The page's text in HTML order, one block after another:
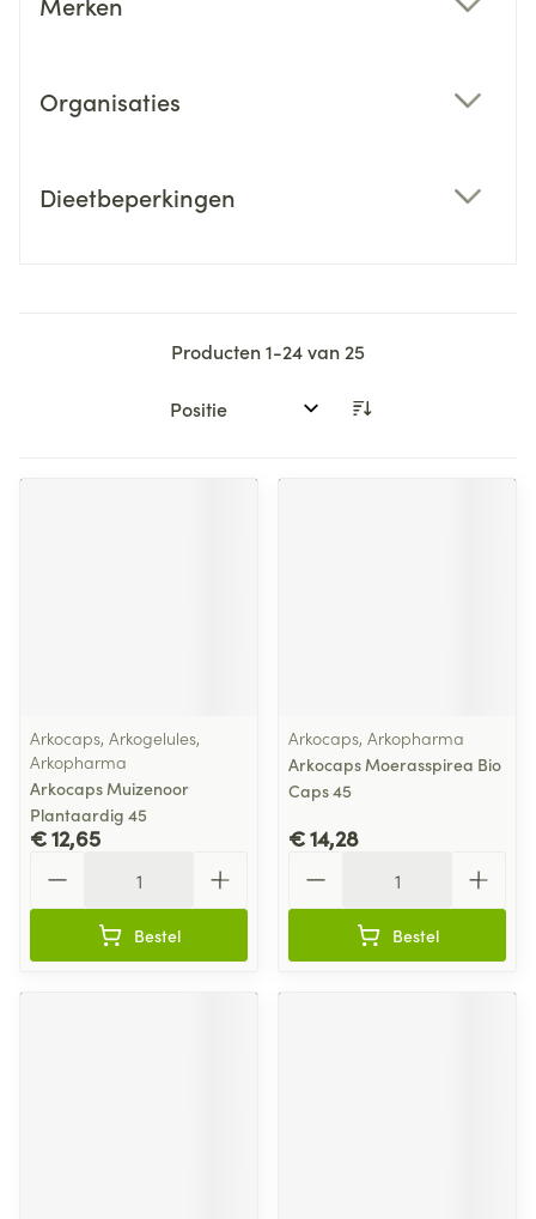
Organisaties
Dieetbeperkingen
Producten1-24van 25
Sorteer op:
Arkocaps, Arkogelules,
Arkopharma
Arkocaps Muizenoor
Plantaardig 45
€ 12,65
Bestel
Arkocaps, Arkopharma
Arkocaps Moerasspirea Bio
Caps 45
€ 14,28
Bestel